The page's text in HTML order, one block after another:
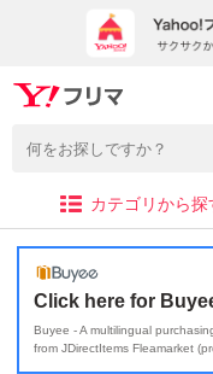
カテゴリから探
Click here for
Buyee - A multilingual
from JDirectItems Fleamarket